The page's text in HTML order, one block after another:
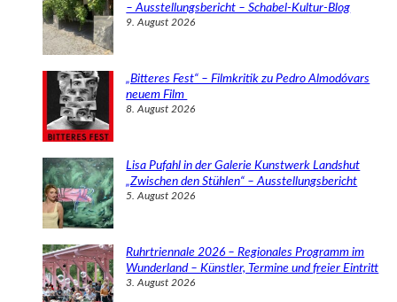
– Ausstellungsbericht – Schabel-Kultur-Blog
9. August 2026
„Bitteres Fest“ – Filmkritik zu Pedro Almodóvars
neuem Film
8. August 2026
Lisa Pufahl in der Galerie Kunstwerk Landshut
„Zwischen den Stühlen“ – Ausstellungsbericht
5. August 2026
Ruhrtriennale 2026 – Regionales Programm im
Wunderland – Künstler, Termine und freier Eintritt
3. August 2026